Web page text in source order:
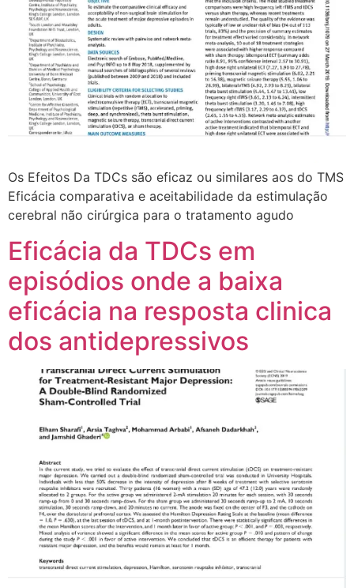
Os Efeitos Da TDCs são eficaz ou similares aos do TMS
Eficácia comparativa e aceitabilidade da estimulação
cerebral não cirúrgica para o tratamento agudo
Eficácia da TDCs em
episódios onde a baixa
eficácia na resposta clinica
dos antidepressivos